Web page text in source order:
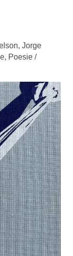
, Jorge
, Poesie/